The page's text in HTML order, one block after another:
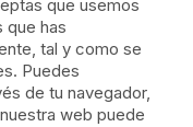
que usemos
que has
tal y como se
Puedes
de tu navegador,
web puede